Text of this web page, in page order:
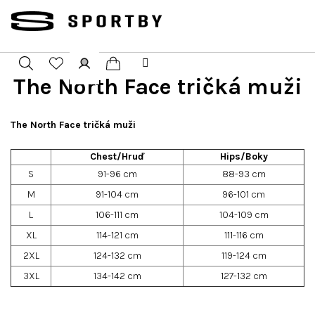
obsah
Hledat PřihlášeníNákupní
košík
The North Face tričká muži
The North Face tričká muži
Chest/Hruď
Hips/Boky
S
91-96 cm
88-93 cm
M
91-104 cm
96-101 cm
L
106-111 cm
104-109 cm
XL
114-121 cm
111-116 cm
2XL
124-132 cm
119-124 cm
3XL
134-142 cm 127-132 cm